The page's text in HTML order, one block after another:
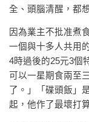
全、頭腦清醒，都
因為業主不批准煮
一個與十多人共用
4時過後的25元3個
可以一星期食兩至
了。」「碟頭飯」
起，他作了最壞打